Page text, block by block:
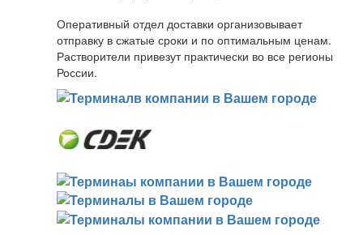
Оперативный отдел доставки организовывает
отправку в сжатые сроки и по оптимальным ценам.
Растворители привезут практически во все регионы
России.